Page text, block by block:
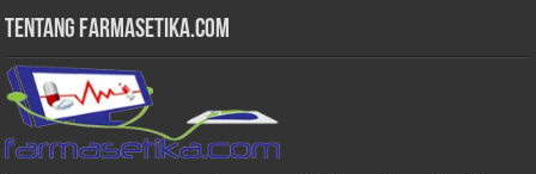
Tentang Farmasetika.com